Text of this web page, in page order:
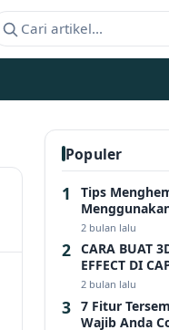
Populer
Tips
2 bulan lalu
CARA BUAT
EFFECT DI
2 bulan lalu
7 Fitur
Wajib Anda